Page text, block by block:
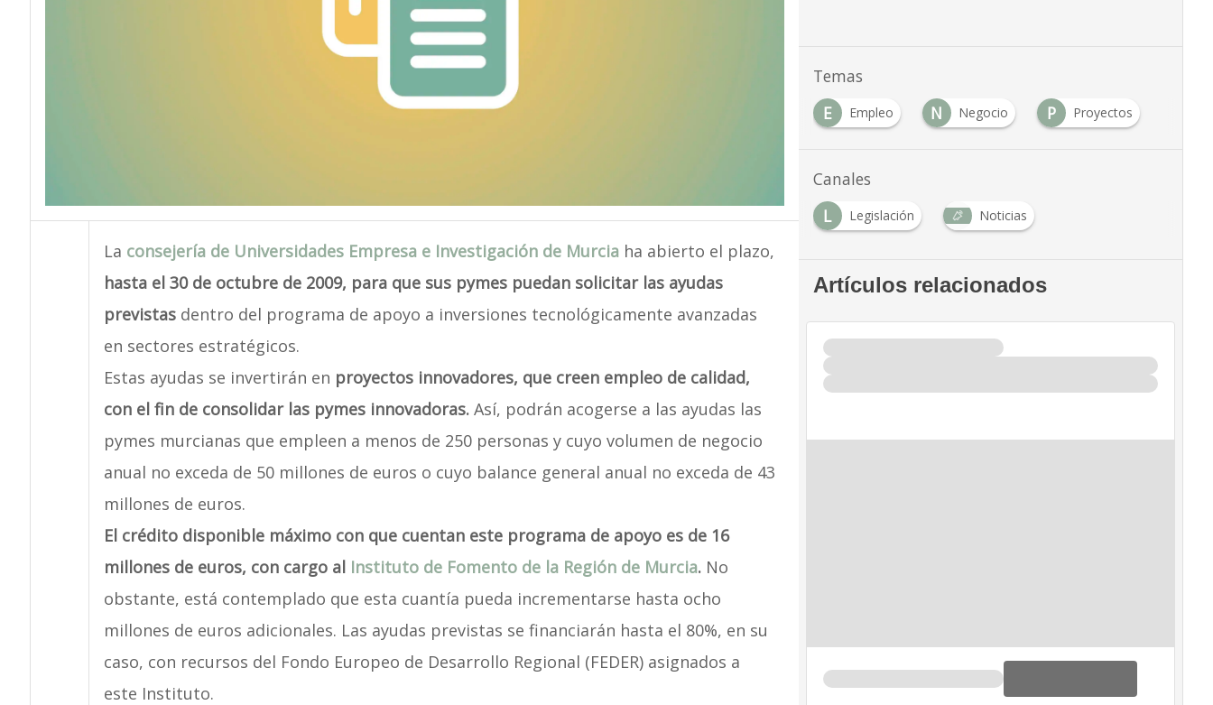
La consejería de Universidades Empresa e Investigación de Murcia ha abierto el plazo,
hasta el 30 de octubre de 2009, para que sus pymes puedan solicitar las ayudas
previstasdentro del programa de apoyo a inversiones tecnológicamente avanzadas
en sectores estratégicos.
Estas ayudas se invertirán en proyectos innovadores, que creen empleo de calidad,
con el fin de consolidar las pymes innovadoras.Así, podrán acogerse a las ayudas las
pymes murcianas que empleen a menos de 250 personas y cuyo volumen de negocio
anual no exceda de 50 millones de euros o cuyo balance general anual no exceda de 43
millones de euros.
El crédito disponible máximo con que cuentan este programa de apoyo es de 16
millones de euros, con cargo al Instituto de Fomento de la Región de Murcia.No
obstante, está contemplado que esta cuantía pueda incrementarse hasta ocho
millones de euros adicionales. Las ayudas previstas se financiarán hasta el 80%, en su
caso, con recursos del Fondo Europeo de Desarrollo Regional (FEDER) asignados a
este Instituto.
Temas
E
Empleo N Negocio P Proyectos
Canales
L
Legislación Noticias
Artículos relacionados